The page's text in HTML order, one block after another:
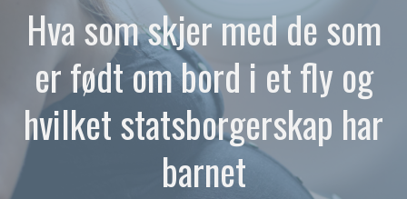
Hva som skjer med de som
er født om bord i et fly og
hvilket statsborgerskap har
barnet